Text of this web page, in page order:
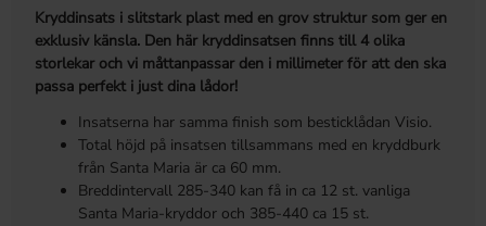
Kryddinsats i slitstark plast med en grov struktur som ger en
exklusiv känsla. Den här kryddinsatsen finns till 4 olika
storlekar och vi måttanpassar den i millimeter för att den ska
passa perfekt i just dina lådor!
Insatserna har samma finish som besticklådan Visio.
Total höjd på insatsen tillsammans med en kryddburk
från Santa Maria är ca 60 mm.
Breddintervall 285-340 kan få in ca 12 st. vanliga
Santa Maria-kryddor och 385-440 ca 15 st.